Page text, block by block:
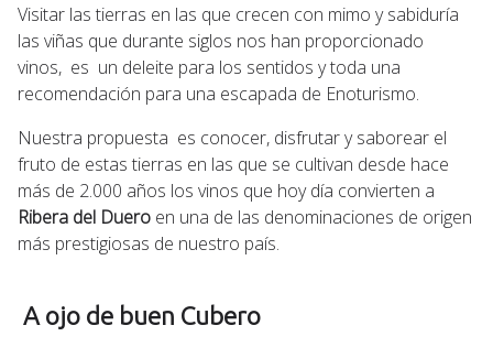
Visitar las tierras en las que crecen con mimo y sabiduría
las viñas que durante siglos nos han proporcionado
vinos, es un deleite para los sentidos y toda una
recomendación para una escapada de Enoturismo.
Nuestra propuesta es conocer, disfrutar y saborear el
fruto de estas tierras en las que se cultivan desde hace
más de 2.000 años los vinos que hoy día convierten a
Ribera del Duero en una de las denominaciones de origen
más prestigiosas de nuestro país.
A ojo de buen Cubero